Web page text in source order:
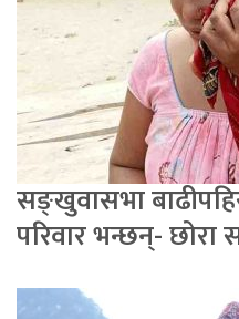
सङ्खुवासभा
परिवार भन्छन्-